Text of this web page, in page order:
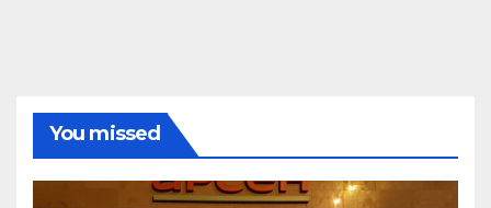
You missed